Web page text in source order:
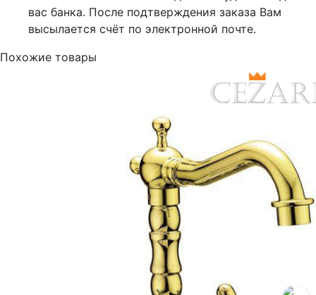
вас банка. После подтверждения заказа Вам
высылается счёт по электронной почте.
Похожие товары